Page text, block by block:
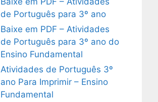
de Português para 3º ano
Baixe em PDF – Atividades
de Português para 3º ano do
Ensino Fundamental
Atividades de Português 3º
ano Para Imprimir – Ensino
Fundamental